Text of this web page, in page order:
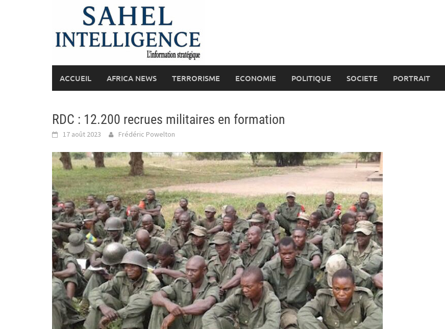
ACCUEIL AFRICA NEWS TERRORISME ECONOMIE POLITIQUE SOCIETE PORTRAIT
RDC : 12.200 recrues militaires en formation
17 août 2023 Frédéric Powelton